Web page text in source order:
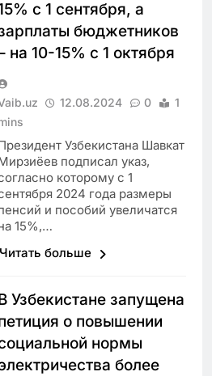
с 1 сентября, а
бюджетников
на 10-15% с 1 октября
12.08.2024 0
1
Узбекистана Шавкат
подписал указ,
которому с 1
2024 года размеры
и пособий увеличатся
15%,…
Читать больше
Узбекистане запущена
о повышении
нормы
более